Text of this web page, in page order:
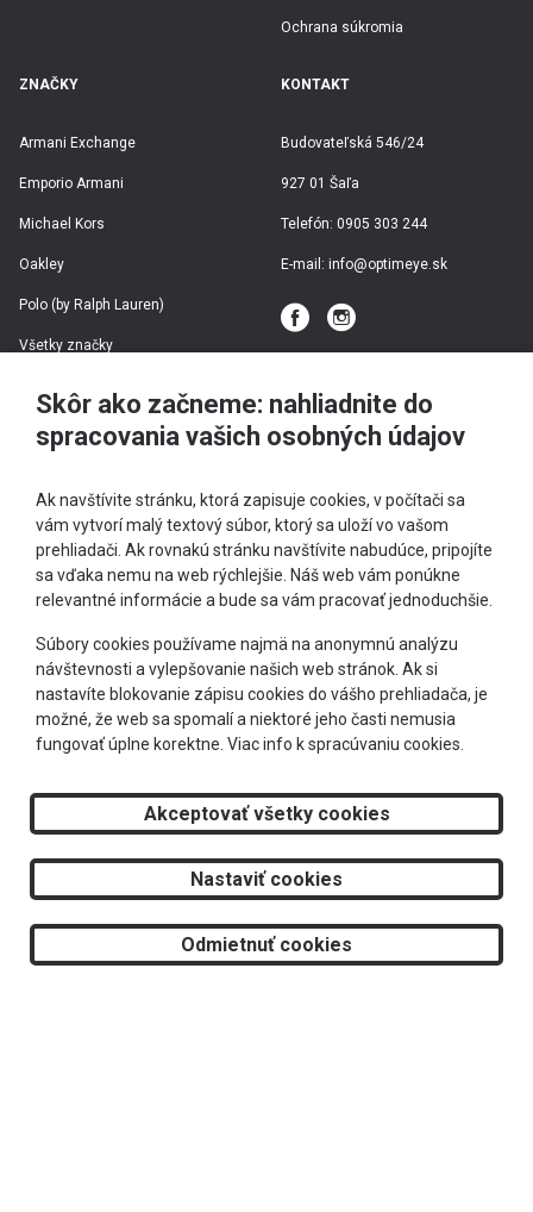
Ochrana súkromia
ZNAČKY
Armani Exchange
Emporio Armani
Michael Kors
Oakley
Polo (by Ralph Lauren)
Všetky značky
KONTAKT
Budovateľská 546/24
927 01 Šaľa
Telefón: 0905 303 244
E-mail: info@optimeye.sk
info@optimeye.sk
Doprava zadarmo
Tvorba web stránokaredakčný systémodAlejTech, spol. s r.o.
Skôr ako začneme: nahliadnite do
spracovania vašich osobných údajov
Ak navštívite stránku, ktorá zapisuje cookies, v počítači sa
vám vytvorí malý textový súbor, ktorý sa uloží vo vašom
prehliadači. Ak rovnakú stránku navštívite nabudúce, pripojíte
sa vďaka nemu na web rýchlejšie. Náš web vám ponúkne
relevantné informácie a bude sa vám pracovať jednoduchšie.
Súbory cookies používame najmä na anonymnú analýzu
návštevnosti a vylepšovanie našich web stránok. Ak si
nastavíte blokovanie zápisu cookies do vášho prehliadača, je
možné, že web sa spomalí a niektoré jeho časti nemusia
fungovať úplne korektne. Viac info k spracúvaniu cookies.
Akceptovať všetky cookies
Nastaviť cookies
Odmietnuť cookies